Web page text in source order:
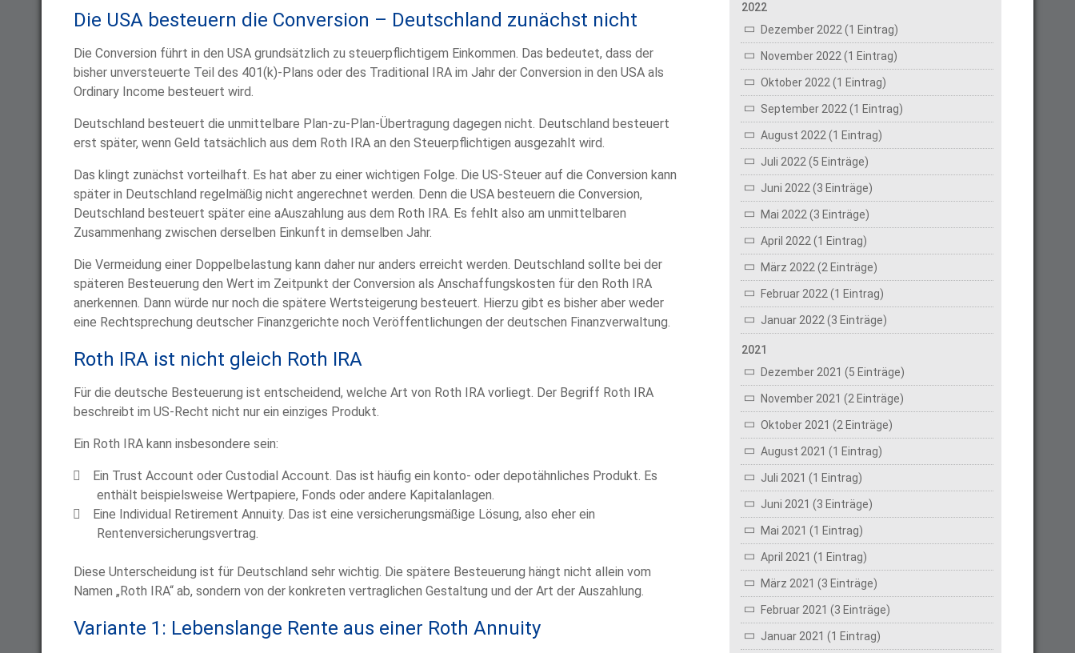
2022
Dezember 2022 (1 Eintrag)
November 2022 (1 Eintrag)
Oktober 2022 (1 Eintrag)
September 2022 (1 Eintrag)
August 2022 (1 Eintrag)
Juli 2022 (5 Einträge)
Juni 2022 (3 Einträge)
Mai 2022 (3 Einträge)
April 2022 (1 Eintrag)
März 2022 (2 Einträge)
Februar 2022 (1 Eintrag)
Januar 2022 (3 Einträge)
2021
Dezember 2021 (5 Einträge)
November 2021 (2 Einträge)
Oktober 2021 (2 Einträge)
August 2021 (1 Eintrag)
Juli 2021 (1 Eintrag)
Juni 2021 (3 Einträge)
Mai 2021 (1 Eintrag)
April 2021 (1 Eintrag)
März 2021 (3 Einträge)
Februar 2021 (3 Einträge)
Januar 2021 (1 Eintrag)
Die USA besteuern die Conversion – Deutschland zunächst nicht
Die Conversion führt in den USA grundsätzlich zu steuerpflichtigem Einkommen. Das bedeutet, dass der
bisher unversteuerte Teil des 401(k)-Plans oder des Traditional IRA im Jahr der Conversion in den USA als
Ordinary Income besteuert wird.
Deutschland besteuert die unmittelbare Plan-zu-Plan-Übertragung dagegen nicht. Deutschland besteuert
erst später, wenn Geld tatsächlich aus dem Roth IRA an den Steuerpflichtigen ausgezahlt wird.
Das klingt zunächst vorteilhaft. Es hat aber zu einer wichtigen Folge. Die US-Steuer auf die Conversion kann
später in Deutschland regelmäßig nicht angerechnet werden. Denn die USA besteuern die Conversion,
Deutschland besteuert später eine aAuszahlung aus dem Roth IRA. Es fehlt also am unmittelbaren
Zusammenhang zwischen derselben Einkunft in demselben Jahr.
Die Vermeidung einer Doppelbelastung kann daher nur anders erreicht werden. Deutschland sollte bei der
späteren Besteuerung den Wert im Zeitpunkt der Conversion als Anschaffungskosten für den Roth IRA
anerkennen. Dann würde nur noch die spätere Wertsteigerung besteuert. Hierzu gibt es bisher aber weder
eine Rechtsprechung deutscher Finanzgerichte noch Veröffentlichungen der deutschen Finanzverwaltung.
Roth IRA ist nicht gleich Roth IRA
Für die deutsche Besteuerung ist entscheidend, welche Art von Roth IRA vorliegt. Der Begriff Roth IRA
beschreibt im US-Recht nicht nur ein einziges Produkt.
Ein Roth IRA kann insbesondere sein:
Ein Trust Account oder Custodial Account. Das ist häufig ein konto- oder depotähnliches Produkt. Es
enthält beispielsweise Wertpapiere, Fonds oder andere Kapitalanlagen.
Eine Individual Retirement Annuity. Das ist eine versicherungsmäßige Lösung, also eher ein
Rentenversicherungsvertrag.
Diese Unterscheidung ist für Deutschland sehr wichtig. Die spätere Besteuerung hängt nicht allein vom
Namen „Roth IRA“ ab, sondern von der konkreten vertraglichen Gestaltung und der Art der Auszahlung.
Variante 1: Lebenslange Rente aus einer Roth Annuity